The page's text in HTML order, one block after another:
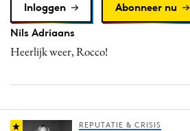
Inloggen
Abonneer nu
Nils Adriaans
Heerlijk weer, Rocco!
REPUTATIE & CRISIS